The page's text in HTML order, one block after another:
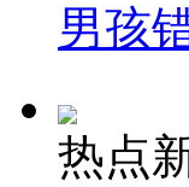
男孩
热点